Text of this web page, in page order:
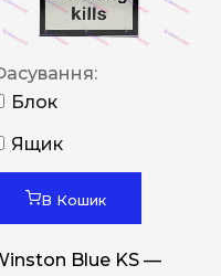
Блок
Ящик
В Кошик
Blue KS —